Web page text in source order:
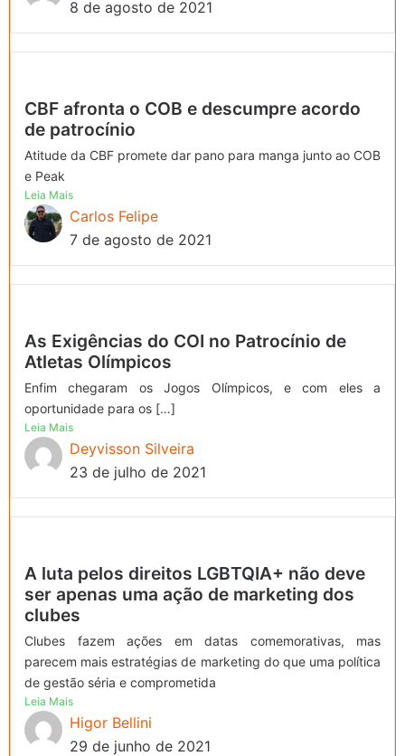
8 de agosto de 2021
CBF afronta o COB e descumpre acordo
de patrocínio
Atitude da CBF promete dar pano para manga junto ao COB
e Peak
Leia Mais
Carlos Felipe
7 de agosto de 2021
As Exigências do COI no Patrocínio de
Atletas Olímpicos
Enfim chegaram os Jogos Olímpicos, e com eles a
oportunidade para os […]
Leia Mais
Deyvisson Silveira
23 de julho de 2021
A luta pelos direitos LGBTQIA+ não deve
ser apenas uma ação de marketing dos
clubes
Clubes fazem ações em datas comemorativas, mas
parecem mais estratégias de marketing do que uma política
de gestão séria e comprometida
Leia Mais
Higor Bellini
29 de junho de 2021